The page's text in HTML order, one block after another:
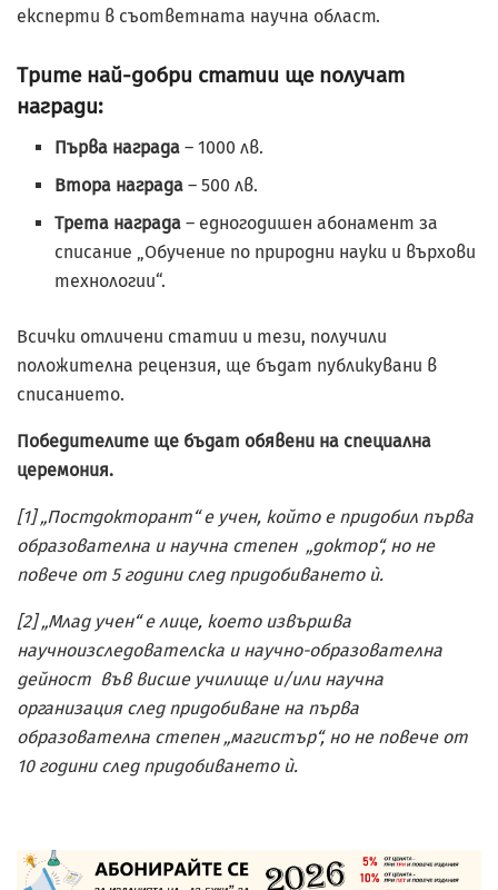
експерти в съответната научна област.
Трите най-добри статии ще получат
награди:
Първа награда– 1000 лв.
Втора награда– 500 лв.
Трета награда– едногодишен абонамент за
списание „Обучение по природни науки и върхови
технологии“.
Всички отличени статии и тези, получили
положителна рецензия, ще бъдат публикувани в
списанието.
Победителите ще бъдат обявени на специална
церемония.
[1] „Постдокторант“ е учен, който е придобил първа
образователна и научна степен „доктор“, но не
повече от 5 години след придобиването ѝ.
[2] „Млад учен“ е лице, което извършва
научноизследователска и научно-образователна
дейност във висше училище и/или научна
организация след придобиване на първа
образователна степен „магистър“, но не повече от
10 години след придобиването ѝ.